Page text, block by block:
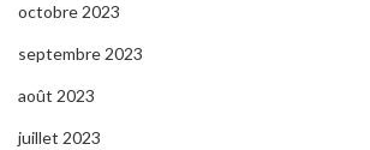
octobre 2023
septembre 2023
août 2023
juillet 2023